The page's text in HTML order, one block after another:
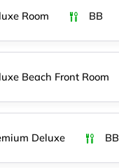
Room BB
Beach Front Room
Deluxe BB